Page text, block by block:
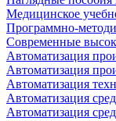
Медицинское
Программно-
Современные
Автоматизация
Автоматизация
Автоматизация
Автоматизация
Автоматизация